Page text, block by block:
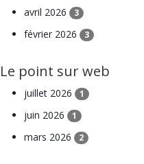
avril 2026 3
février 2026 3
Le point sur web
juillet 2026 1
juin 2026 1
mars 2026 2